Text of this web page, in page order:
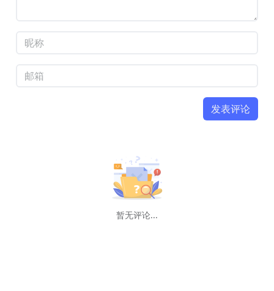
发表评论
暂无评论...